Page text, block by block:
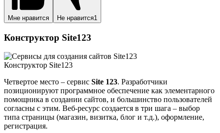
Мне нравится Не нравится1
Конструктор Site123
Конструктор Site123
Четвертое место – сервис Site 123. Разработчики
позиционируют программное обеспечение как элементарного
помощника в создании сайтов, и большинство пользователей
согласны с этим. Веб-ресурс создается в три шага – выбор
типа страницы (магазин, визитка, блог и т.д.), оформление,
регистрация.